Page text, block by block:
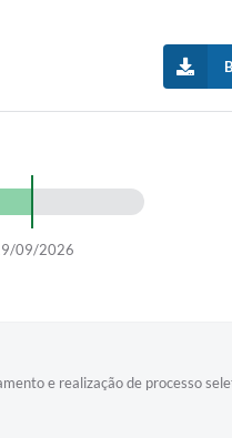
09/2026
e realização de processo